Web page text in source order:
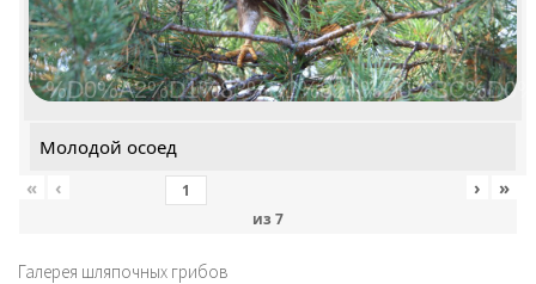
Молодой осоед
«
‹
из 7
› »
Галерея шляпочных грибов